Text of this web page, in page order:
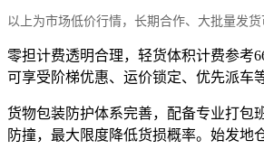
以上为市场低价行情，长期合作、大批量发
零担计费透明合理，轻货体积计费参考
可享受阶梯优惠、运价锁定、优先派车
货物包装防护体系完善，配备专业打包
防撞，最大限度降低货损概率。始发地